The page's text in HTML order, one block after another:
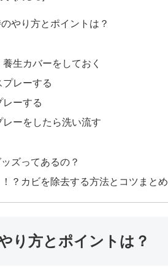
やり方とポイントは？
生カバーをしておく
レーする
ーする
ーをしたら洗い流す
ズってあるの？
？カビを除去する方法とコツまとめ
り方とポイントは？